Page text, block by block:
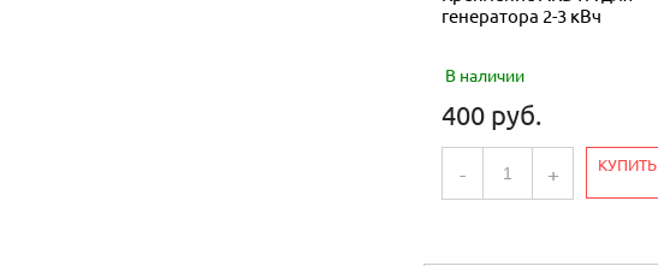
генератора 2-3 кВч
В наличии
400 руб.
- + КУПИТЬ